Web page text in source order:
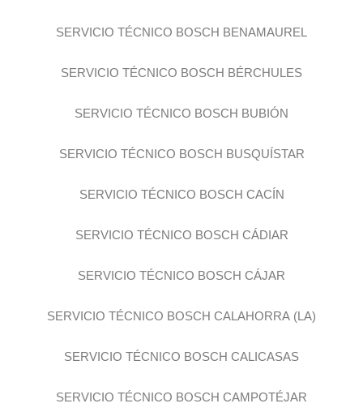
SERVICIO TÉCNICO BOSCH BENAMAUREL
SERVICIO TÉCNICO BOSCH BÉRCHULES
SERVICIO TÉCNICO BOSCH BUBIÓN
SERVICIO TÉCNICO BOSCH BUSQUÍSTAR
SERVICIO TÉCNICO BOSCH CACÍN
SERVICIO TÉCNICO BOSCH CÁDIAR
SERVICIO TÉCNICO BOSCH CÁJAR
SERVICIO TÉCNICO BOSCH CALAHORRA (LA)
SERVICIO TÉCNICO BOSCH CALICASAS
SERVICIO TÉCNICO BOSCH CAMPOTÉJAR